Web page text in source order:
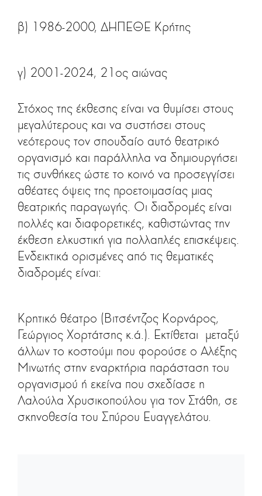
β) 1986-2000, ΔΗΠΕΘΕ Κρήτης
γ) 2001-2024, 21ος αιώνας
Στόχος της έκθεσης είναι να θυμίσει στους
μεγαλύτερους και να συστήσει στους
νεότερους τον σπουδαίο αυτό θεατρικό
οργανισμό και παράλληλα να δημιουργήσει
τις συνθήκες ώστε το κοινό να προσεγγίσει
αθέατες όψεις της προετοιμασίας μιας
θεατρικής παραγωγής. Οι διαδρομές είναι
πολλές και διαφορετικές, καθιστώντας την
έκθεση ελκυστική για πολλαπλές επισκέψεις.
Ενδεικτικά ορισμένες από τις θεματικές
διαδρομές είναι:
Κρητικό θέατρο (Βιτσέντζος Κορνάρος,
Γεώργιος Χορτάτσης κ.ά.). Εκτίθεται μεταξύ
άλλων το κοστούμι που φορούσε ο Αλέξης
Μινωτής στην εναρκτήρια παράσταση του
οργανισμού ή εκείνα που σχεδίασε η
Λαλούλα Χρυσικοπούλου για τον Στάθη, σε
σκηνοθεσία του Σπύρου Ευαγγελάτου.